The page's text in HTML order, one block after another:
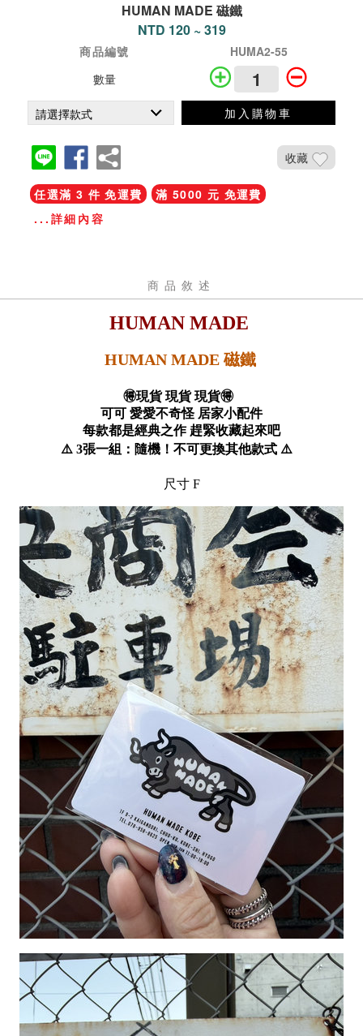
HUMAN MADE 磁鐵
NTD 120 ~ 319
商品編號
HUMA2-55
數量
加入購物車
收藏
任選滿 3 件 免運費
滿 5000 元 免運費
...詳細內容
商品敘述